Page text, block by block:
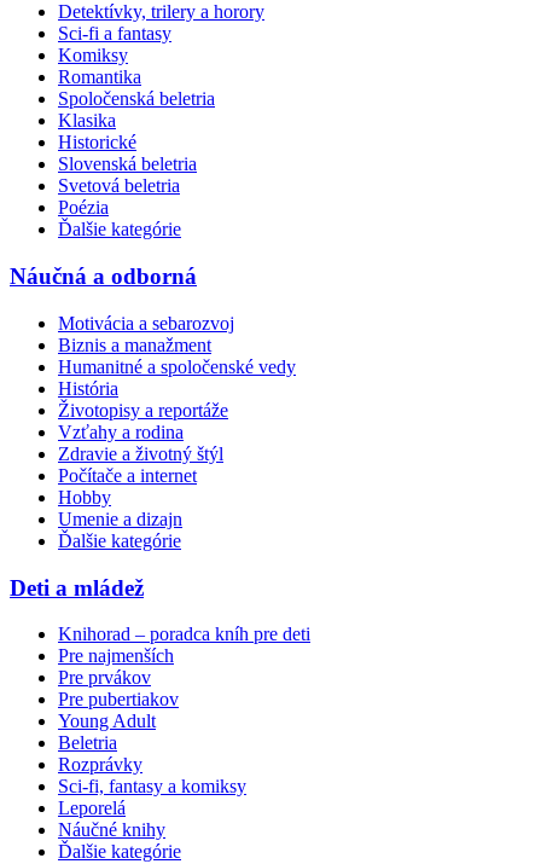
Detektívky, trilery a horory
Sci-fi a fantasy
Komiksy
Romantika
Spoločenská beletria
Klasika
Historické
Slovenská beletria
Svetová beletria
Poézia
Ďalšie kategórie
Náučná a odborná
Motivácia a sebarozvoj
Biznis a manažment
Humanitné a spoločenské vedy
História
Životopisy a reportáže
Vzťahy a rodina
Zdravie a životný štýl
Počítače a internet
Hobby
Umenie a dizajn
Ďalšie kategórie
Deti a mládež
Knihorad – poradca kníh pre deti
Pre najmenších
Pre prvákov
Pre pubertiakov
Young Adult
Beletria
Rozprávky
Sci-fi, fantasy a komiksy
Leporelá
Náučné knihy
Ďalšie kategórie